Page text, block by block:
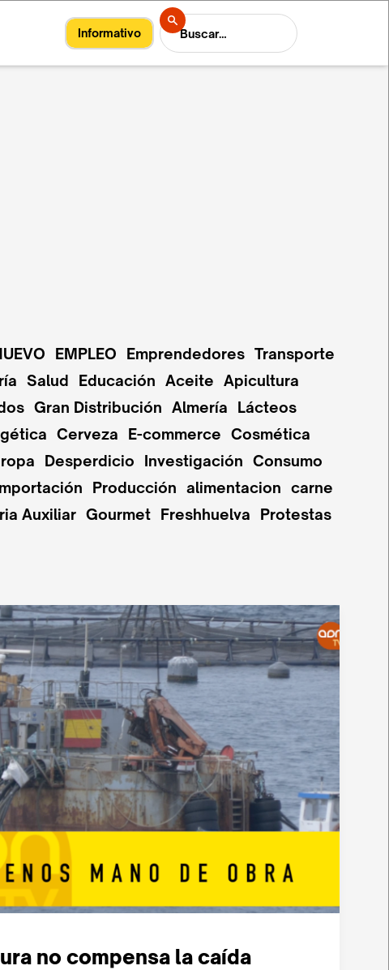
Informativo
EMPLEO Emprendedores Transporte
Salud Educación Aceite Apicultura
Gran Distribución Almería
Lácteos
Cerveza E-commerce Cosmética
Desperdicio Investigación Consumo
Producción alimentacion carne
Auxiliar Gourmet Freshhuelva
Protestas
no compensa la caída